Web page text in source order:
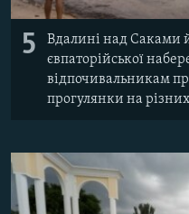
5
Вдалині над Саками
євпаторійської
відпочивальникам
прогулянки на